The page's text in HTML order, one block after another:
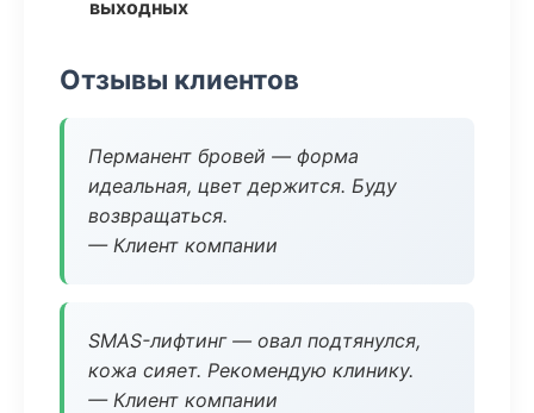
выходных
Отзывы клиентов
Перманент бровей — форма
идеальная, цвет держится. Буду
возвращаться.
— Клиент компании
SMAS-лифтинг — овал подтянулся,
кожа сияет. Рекомендую клинику.
— Клиент компании